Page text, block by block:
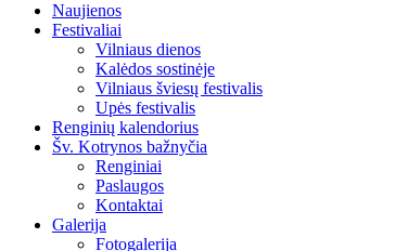
Naujienos
Festivaliai
Vilniaus dienos
Kalėdos sostinėje
Vilniaus šviesų festivalis
Upės festivalis
Renginių kalendorius
Šv. Kotrynos bažnyčia
Renginiai
Paslaugos
Kontaktai
Galerija
Fotogalerija